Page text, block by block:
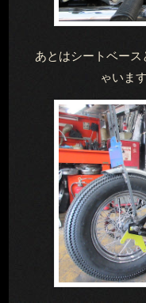
あとはシートベー
ゃいま